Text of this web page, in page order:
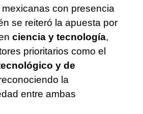
con presencia
se reiteró la apuesta por
ciencia y tecnología,
prioritarios como el
y de
la
entre ambas